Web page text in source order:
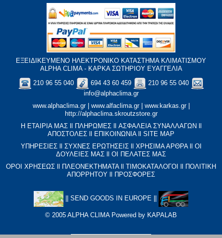
ΕΞΕΙΔΙΚΕΥΜΕΝΟ ΗΛΕΚΤΡΟΝΙΚΟ ΚΑΤΑΣΤΗΜΑ ΚΛΙΜΑΤΙΣΜΟΥ
ALPHA CLIMA - ΚΑΡΚΑ ΣΩΤΗΡΙΟΥ ΕΥΑΓΓΕΛΙΑ
210 96 55 040
694 43 60 459
210 96 55 040
info@alphaclima.gr
www.alphaclima.gr| www.alfaclima.gr| www.karkas.gr|
http://alphaclima.skroutzstore.gr
Η ΕΤΑΙΡΙΑ ΜΑΣ
ΠΛΗΡΩΜΕΣ ΑΣΦΑΛΕΙΑ ΣΥΝΑΛΛΑΓΩΝ
ΑΠΟΣΤΟΛΕΣ
ΕΠΙΚΟΙΝΩΝΙΑ
SITE MAP
ΥΠΗΡΕΣΙΕΣll ΣΥΧΝΕΣ ΕΡΩΤΗΣΕΙΣll XΡΗΣΙΜΑ ΑΡΘΡΑll ΟΙ
ΔΟΥΛΕΙΕΣ ΜΑΣ
ΟΙ ΠΕΛΑΤΕΣ ΜΑΣ
ΟΡΟΙ ΧΡΗΣΕΩΣ
ΠΛΕΟΝΕΚΤΗΜΑΤΑll ΤΙΜΟΚΑΤΑΛΟΓΟΙ
ΠΟΛΙΤΙΚΗ
ΑΠΟΡΡΗΤΟΥ
ΠΡΟΣΦΟΡΕΣ
SEND GOODS IN EUROPE
© 2005 ALPHA CLIMA Powered by KAPALAB